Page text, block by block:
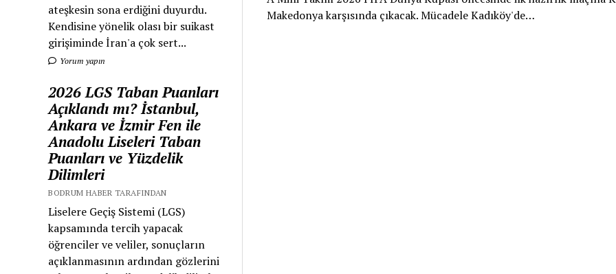
ateşkesin sona erdiğini duyurdu.
Kendisine yönelik olası bir suikast
girişiminde İran'a çok sert...
Yorum yapın
2026 LGS Taban Puanları
Açıklandı mı? İstanbul,
Ankara ve İzmir Fen ile
Anadolu Liseleri Taban
Puanları ve Yüzdelik
Dilimleri
BODRUM HABER TARAFINDAN
Liselere Geçiş Sistemi (LGS)
kapsamında tercih yapacak
öğrenciler ve veliler, sonuçların
açıklanmasının ardından gözlerini
Makedonya karşısında çıkacak. Mücadele Kadıköy'de…